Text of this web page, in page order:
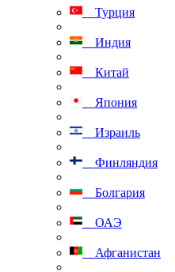
Турция
Индия
Китай
Япония
Израиль
Финляндия
Болгария
ОАЭ
Афганистан